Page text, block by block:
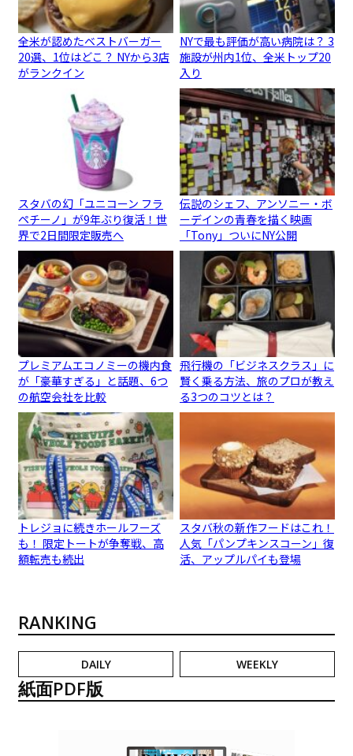
全米が認めたベストバーガー
20選、1位はどこ？ NYから3店
がランクイン
NYで最も評価が高い病院は？ 3
施設が州内1位、全米トップ20
入り
スタバの幻「ユニコーン フラ
ペチーノ」が9年ぶり復活！世
界で2日間限定販売へ
伝説のシェフ、アンソニー・ボ
ーデインの青春を描く映画
「Tony」ついにNY公開
プレミアムエコノミーの機内食
が「豪華すぎる」と話題、6つ
の航空会社を比較
飛行機の「ビジネスクラス」に
賢く乗る方法、旅のプロが教え
る3つのコツとは？
トレジョに続きホールフーズ
も！ 限定トートが争奪戦、高
額転売も続出
スタバ秋の新作フードはこれ！
人気「パンプキンスコーン」復
活、アップルパイも登場
RANKING
DAILY WEEKLY
紙面PDF版